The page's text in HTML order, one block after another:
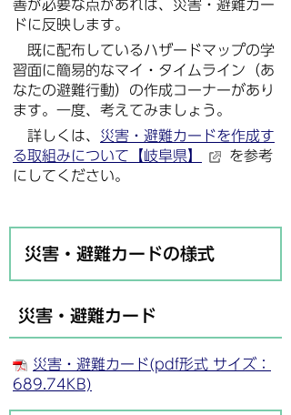
善が必要な点があれば、災害・避難カー
ドに反映します。
既に配布しているハザードマップの学
習面に簡易的なマイ・タイムライン（あ
なたの避難行動）の作成コーナーがあり
ます。一度、考えてみましょう。
詳しくは、 災害・避難カードを作成す
る取組みについて【岐阜県】
を参考
にしてください。
災害・避難カードの様式
災害・避難カード
災害・避難カード(pdf形式 サイズ：
689.74KB)